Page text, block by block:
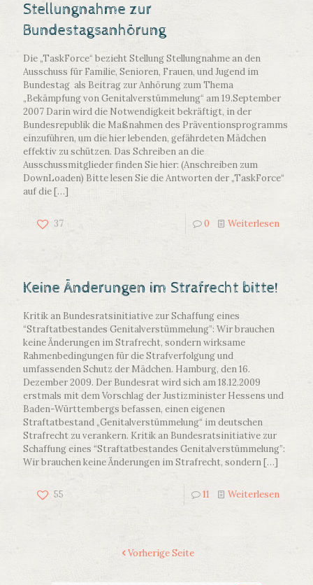
Stellungnahme zur
Bundestagsanhörung
Die „TaskForce“ bezieht Stellung Stellungnahme an den
Ausschuss für Familie, Senioren, Frauen, und Jugend im
Bundestag als Beitrag zur Anhörung zum Thema
„Bekämpfung von Genitalverstümmelung“ am 19.September
2007 Darin wird die Notwendigkeit bekräftigt, in der
Bundesrepublik die Maßnahmen des Präventionsprogramms
einzuführen, um die hier lebenden, gefährdeten Mädchen
effektiv zu schützen. Das Schreiben an die
Ausschussmitglieder finden Sie hier: (Anschreiben zum
DownLoaden) Bitte lesen Sie die Antworten der „TaskForce“
auf die[…]
37 0 Weiterlesen
Keine Änderungen im Strafrecht bitte!
Kritik an Bundesratsinitiative zur Schaffung eines
“Straftatbestandes Genitalverstümmelung”: Wir brauchen
keine Änderungen im Strafrecht, sondern wirksame
Rahmenbedingungen für die Strafverfolgung und
umfassenden Schutz der Mädchen. Hamburg, den 16.
Dezember 2009. Der Bundesrat wird sich am 18.12.2009
erstmals mit dem Vorschlag der Justizminister Hessens und
Baden-Württembergs befassen, einen eigenen
Straftatbestand „Genitalverstümmelung“ im deutschen
Strafrecht zu verankern. Kritik an Bundesratsinitiative zur
Schaffung eines “Straftatbestandes Genitalverstümmelung”:
Wir brauchen keine Änderungen im Strafrecht, sondern[…]
55 11 Weiterlesen
Vorherige Seite